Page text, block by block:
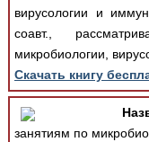
вирусологии и
соавт.,
микробиологии,
Скачать книгу
занятиям по